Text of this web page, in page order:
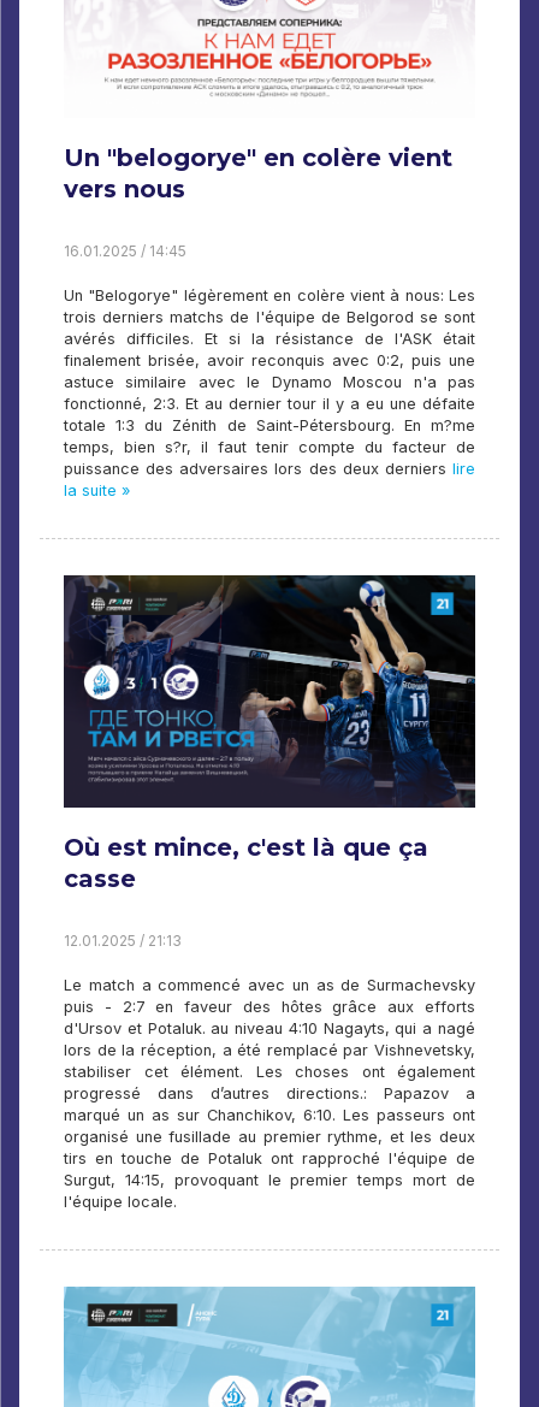
Un "belogorye" en colère vient
vers nous
16.01.2025 / 14:45
Un "Belogorye" légèrement en colère vient à nous: Les
trois derniers matchs de l'équipe de Belgorod se sont
avérés difficiles. Et si la résistance de l'ASK était
finalement brisée, avoir reconquis avec 0:2, puis une
astuce similaire avec le Dynamo Moscou n'a pas
fonctionné, 2:3. Et au dernier tour il y a eu une défaite
totale 1:3 du Zénith de Saint-Pétersbourg. En m?me
temps, bien s?r, il faut tenir compte du facteur de
puissance des adversaires lors des deux derniers lire
la suite »
Où est mince, c'est là que ça
casse
12.01.2025 / 21:13
Le match a commencé avec un as de Surmachevsky
puis - 2:7 en faveur des hôtes grâce aux efforts
d'Ursov et Potaluk. au niveau 4:10 Nagayts, qui a nagé
lors de la réception, a été remplacé par Vishnevetsky,
stabiliser cet élément. Les choses ont également
progressé dans d’autres directions.: Papazov a
marqué un as sur Chanchikov, 6:10. Les passeurs ont
organisé une fusillade au premier rythme, et les deux
tirs en touche de Potaluk ont ​​rapproché l'équipe de
Surgut, 14:15, provoquant le premier temps mort de
l'équipe locale.